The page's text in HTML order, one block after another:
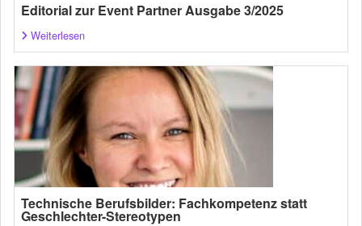
Editorial zur Event Partner Ausgabe 3/2025
Weiterlesen
Technische Berufsbilder: Fachkompetenz statt
Geschlechter-Stereotypen